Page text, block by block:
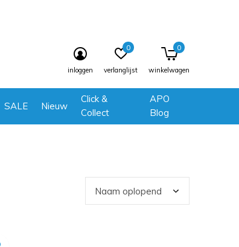
SALE Nieuw
Click &
Collect
APO
Blog
inloggen verlanglijst
0
winkelwagen
0